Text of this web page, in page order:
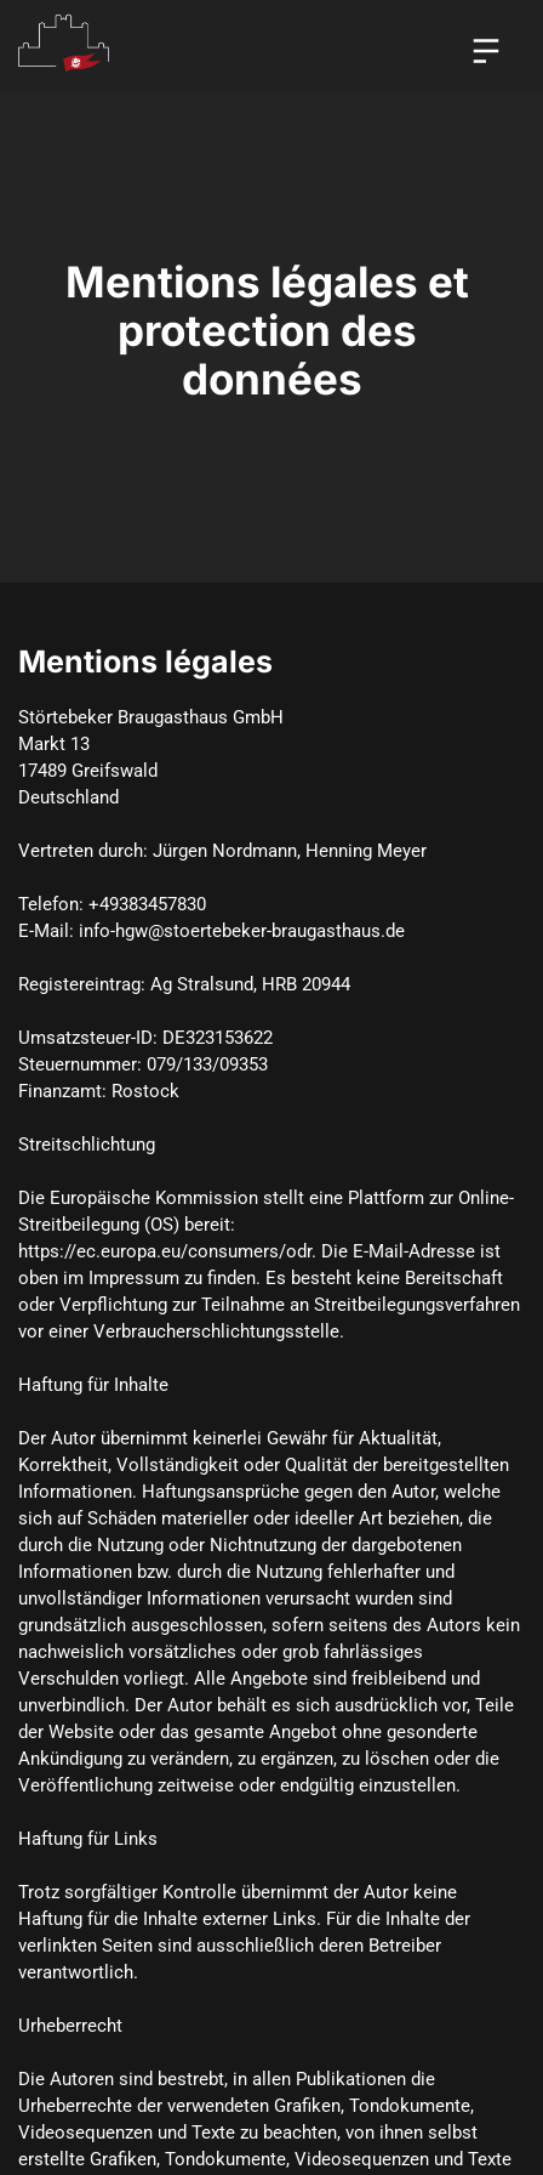
Mentions légales et
protection des
données
Mentions légales
Störtebeker Braugasthaus GmbH
Markt 13
17489 Greifswald
Deutschland
Vertreten durch: Jürgen Nordmann, Henning Meyer
Telefon: +49383457830
E-Mail: info-hgw@stoertebeker-braugasthaus.de
Registereintrag: Ag Stralsund, HRB 20944
Umsatzsteuer-ID: DE323153622
Steuernummer: 079/133/09353
Finanzamt: Rostock
Streitschlichtung
Die Europäische Kommission stellt eine Plattform zur Online-
Streitbeilegung (OS) bereit:
https://ec.europa.eu/consumers/odr. Die E-Mail-Adresse ist
oben im Impressum zu finden. Es besteht keine Bereitschaft
oder Verpflichtung zur Teilnahme an Streitbeilegungsverfahren
vor einer Verbraucherschlichtungsstelle.
Haftung für Inhalte
Der Autor übernimmt keinerlei Gewähr für Aktualität,
Korrektheit, Vollständigkeit oder Qualität der bereitgestellten
Informationen. Haftungsansprüche gegen den Autor, welche
sich auf Schäden materieller oder ideeller Art beziehen, die
durch die Nutzung oder Nichtnutzung der dargebotenen
Informationen bzw. durch die Nutzung fehlerhafter und
unvollständiger Informationen verursacht wurden sind
grundsätzlich ausgeschlossen, sofern seitens des Autors kein
nachweislich vorsätzliches oder grob fahrlässiges
Verschulden vorliegt. Alle Angebote sind freibleibend und
unverbindlich. Der Autor behält es sich ausdrücklich vor, Teile
der Website oder das gesamte Angebot ohne gesonderte
Ankündigung zu verändern, zu ergänzen, zu löschen oder die
Veröffentlichung zeitweise oder endgültig einzustellen.
Haftung für Links
Trotz sorgfältiger Kontrolle übernimmt der Autor keine
Haftung für die Inhalte externer Links. Für die Inhalte der
verlinkten Seiten sind ausschließlich deren Betreiber
verantwortlich.
Urheberrecht
Die Autoren sind bestrebt, in allen Publikationen die
Urheberrechte der verwendeten Grafiken, Tondokumente,
Videosequenzen und Texte zu beachten, von ihnen selbst
erstellte Grafiken, Tondokumente, Videosequenzen und Texte